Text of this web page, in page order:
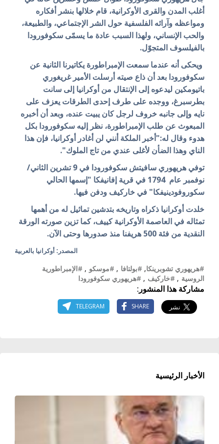
أغلب المدن والقرى الأوكرانية، قام خلالها بنشر أفكاره
ومواعظه وآرائه الفلسفية حول الشر الإجتماعي، والطبيعة،
والحب الإنساني، ولهذا السبب عادة ما يسمّى سكوفورودا
بالفيلسوف المتجوّل.
ويحكى أنه عندما سمعت الإمبراطورة يكاتيرنا الثانية عن
سكوفورودا بعد أن ذاع صيته أرسلت الأمير غريغوري
باتيومكين ليدعوه إلى الإنتقال من أوكرانيا إلى سانت
بطرسبرغ، ووجده على طرف إحدى الطرقات يعزف على
نايه وإلى جانبه خروف لرجل كان يبيت عنده، وبعد أن أخبره
المبعوث عن طلب الإمبراطورة، نظر إليه سكوفورودا بكل
هدوء وقال له:"أخبر الملكة أنني لن أغادر أوكرانيا، فإن هذا
الناي وهذا الضأن لأغلى عندي من تاج الملوك".
توفي هريهوري سافيتش سكوفورودا في 9 تشرين الثاني/
نوفمبر عام 1794 في قرية إفانيفكا "إسمها الحالي
سكوروفودينيفكا" في خاركيف ودفن فيها.
خلدت أوكرانيا ذكراه وتاريخه بتدشين تماثيل له من أهمها
تمثاله في العاصمة الأوكرانية كييف، كما تزين صورته الورقة
النقدية من فئة 500 هريفنا منذ صدورها وحتى الآن.
المصدر: أوكرانيا بالعربية
#هريهوري تشوبرينكا, #بولتافا , #موسكو , #الإمبراطورية
الروسية , #خاركيف , #هريهوري سكوفورودا
مشاركة هذا المنشور:
SHARE
TELEGRAM
الأخبار الرئيسية